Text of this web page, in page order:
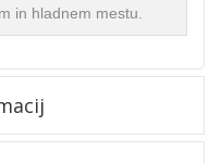
in hladnem mestu.